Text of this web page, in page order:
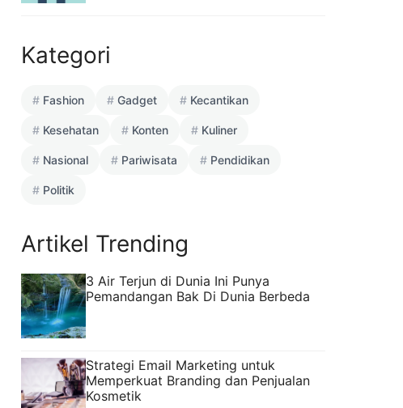
Kategori
Fashion Gadget Kecantikan
Kesehatan Konten Kuliner
Nasional Pariwisata Pendidikan
Politik
Artikel Trending
3 Air Terjun di Dunia Ini Punya
Pemandangan Bak Di Dunia Berbeda
Strategi Email Marketing untuk
Memperkuat Branding dan Penjualan
Kosmetik